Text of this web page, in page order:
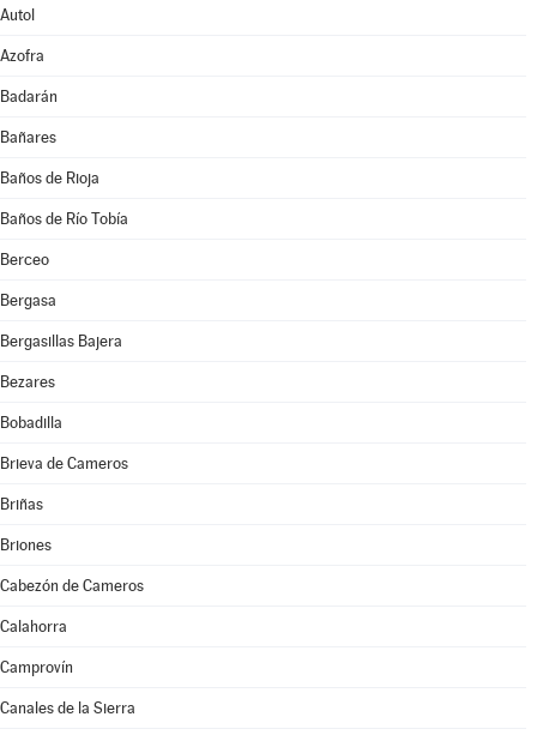
Autol
Azofra
Badarán
Bañares
Baños de Rioja
Baños de Río Tobía
Berceo
Bergasa
Bergasillas Bajera
Bezares
Bobadilla
Brieva de Cameros
Briñas
Briones
Cabezón de Cameros
Calahorra
Camprovín
Canales de la Sierra